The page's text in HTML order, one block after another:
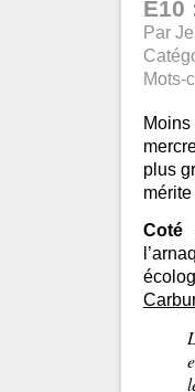
E10
Par
Mots-
plus
Coté